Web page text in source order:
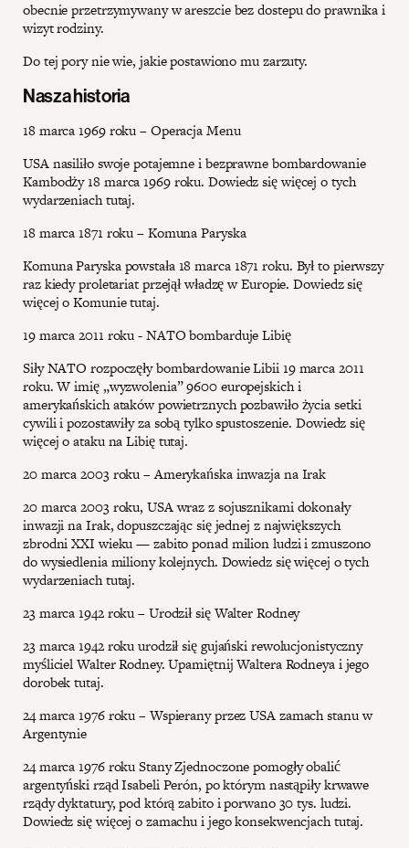
obecnie przetrzymywany w areszcie bez dostepu do prawnika i
wizyt rodziny.
Do tej pory nie wie, jakie postawiono mu zarzuty.
Nasza historia
18 marca 1969 roku – Operacja Menu
USA nasiliło swoje potajemne i bezprawne bombardowanie
Kambodży 18 marca 1969 roku. Dowiedz się więcej o tych
wydarzeniach tutaj.
18 marca 1871 roku – Komuna Paryska
Komuna Paryska powstała 18 marca 1871 roku. Był to pierwszy
raz kiedy proletariat przejął władzę w Europie. Dowiedz się
więcej o Komunie tutaj.
19 marca 2011 roku - NATO bombarduje Libię
Siły NATO rozpoczęły bombardowanie Libii 19 marca 2011
roku. W imię „wyzwolenia” 9600 europejskich i
amerykańskich ataków powietrznych pozbawiło życia setki
cywili i pozostawiły za sobą tylko spustoszenie. Dowiedz się
więcej o ataku na Libię tutaj.
20 marca 2003 roku – Amerykańska inwazja na Irak
20 marca 2003 roku, USA wraz z sojusznikami dokonały
inwazji na Irak, dopuszczając się jednej z największych
zbrodni XXI wieku — zabito ponad milion ludzi i zmuszono
do wysiedlenia miliony kolejnych. Dowiedz się więcej o tych
wydarzeniach tutaj.
23 marca 1942 roku – Urodził się Walter Rodney
23 marca 1942 roku urodził się gujański rewolucjonistyczny
myśliciel Walter Rodney. Upamiętnij Waltera Rodneya i jego
dorobek tutaj.
24 marca 1976 roku – Wspierany przez USA zamach stanu w
Argentynie
24 marca 1976 roku Stany Zjednoczone pomogły obalić
argentyński rząd Isabeli Perón, po którym nastąpiły krwawe
rządy dyktatury, pod którą zabito i porwano 30 tys. ludzi.
Dowiedz się więcej o zamachu i jego konsekwencjach tutaj.